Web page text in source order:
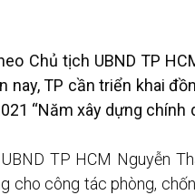
Chủ tịch UBND TP
nay, TP cần triển khai
“Năm xây dựng
TP HCM Nguyễn
cho công tác phòng,